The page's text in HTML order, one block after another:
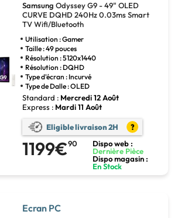
Samsung Odyssey G9 - 49" OLED
CURVE DQHD 240Hz 0.03ms Smart
TV Wifi/Bluetooth
Utilisation : Gamer
Taille : 49 pouces
Résolution : 5120x1440
Résolution : DQHD
Type d'écran : Incurvé
Type de Dalle : OLED
Standard : Mercredi 12 Août
Express : Mardi 11 Août
Eligible livraison 2H ?
1199€90
Dispo web :
Dernière Pièce
Dispo magasin :
En Stock
Ecran PC